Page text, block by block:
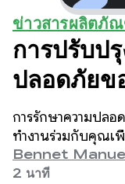
ข่าวสารผลิตภั
การปรับป
ปลอดภัย
ดมัลแวร์ไ
แอปของ
การรักษาความปลอ
ทำงานร่วมกับคุณเ
ปกป้องข้อมูลผู้ใช้ด้ว
รักษาความปลอดภั
Bennet
2 นาที